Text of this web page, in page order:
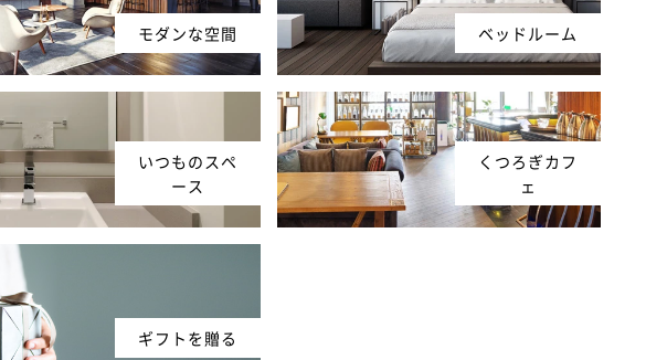
モダンな空間 ベッドルーム
いつものスペ
ース
くつろぎカフ
ェ
ギフトを贈る